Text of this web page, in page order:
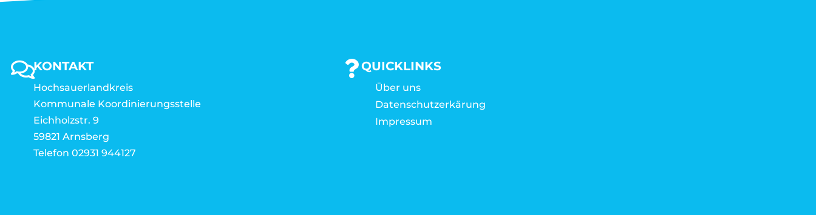
KONTAKT
Hochsauerlandkreis
Kommunale Koordinierungsstelle
Eichholzstr. 9
59821 Arnsberg
Telefon 02931 944127
QUICKLINKS
Über uns
Datenschutzerkärung
Impressum